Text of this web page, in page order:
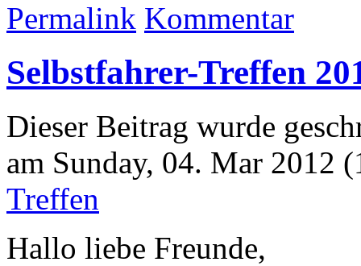
Permalink Kommentar
Selbstfahrer-Treffen
Dieser Beitrag wurde
am Sunday, 04. Mar 2012
Treffen
Hallo liebe Freunde,